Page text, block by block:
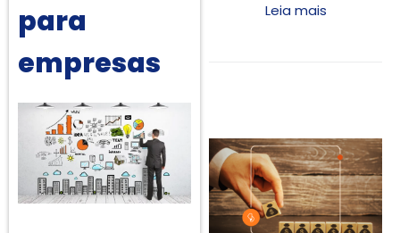
para
empresas
Leia mais